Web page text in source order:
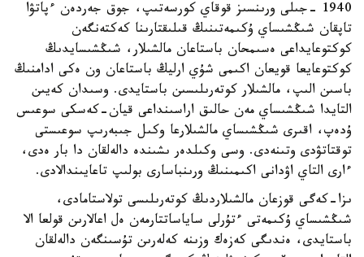
1940 -جىلى ورىنسىز قوقاي كورسەتىپ، جوق جەردەن ءپاتۋا
تاپقان شىڭشىساي ۇكىمەتىنىڭ قىلىقتارىنا كەكتەنگەن
كوكتوعايداعى ەسىمحان باستاعان مالشىلار، شىڭشىسايدىڭ
كوكتوعايعا قويعان اكىمى شۇي ارليڭ باستاعان ون ەكى ادامنىڭ
باسىن الىپ، مالشىلار كوتەرىلىسىن باستايدى. وسىدان كەيىن
التايدا شىڭشىساي مەن حالىق اراسىنداعى قيان-كەسكى سوعىس
ۇدەپ، اقىرى شىڭشىساي مالشىلارعا وكىل جىبەرىپ سوعىستى
توقتاتۋدى وتىنەدى. وسى وكىلدەر ىشىندە دالەلقان دا بار ەدى،
ءارى التاي اۋدانى اكىمىنىڭ ورىنباسارى بولىپ تاعايىندالادى.
ىزا-كەگى قوزعان مالشىلاردىڭ كوتەرىلىسى تولاستامادى،
شىڭشىساي ۇكىمەتى ءتۇرلى ساياساتتارمەن ەل اعالارىن قولعا الا
باستايدى، ەندىگى كەزەك وزىنە كەلەرىن تۇسىنگەن دالەلقان